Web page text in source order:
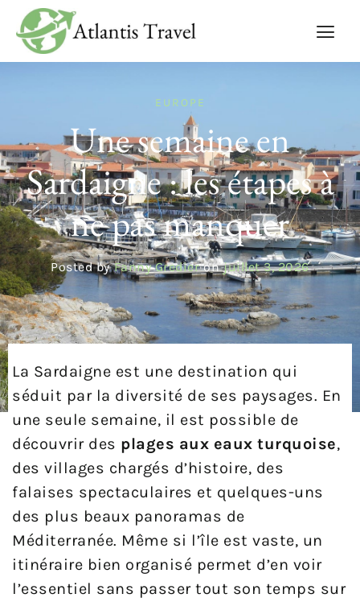
EUROPE
Une semaine en
Sardaigne : les étapes à
ne pas manquer
Posted by Fanny Gredier on juillet 3, 2026
La Sardaigne est une destination qui
séduit par la diversité de ses paysages. En
une seule semaine, il est possible de
découvrir des plages aux eaux turquoise,
des villages chargés d’histoire, des
falaises spectaculaires et quelques-uns
des plus beaux panoramas de
Méditerranée. Même si l’île est vaste, un
itinéraire bien organisé permet d’en voir
l’essentiel sans passer tout son temps sur